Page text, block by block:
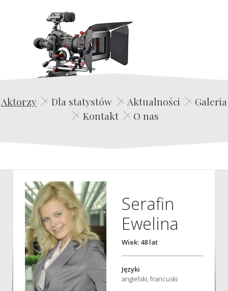
Edwin Film Agencja Aktorska
Aktorzy Dla statystów Aktualności
Galeria
Kontakt
O nas
Serafin
Ewelina
Wiek: 48 lat
Języki
angielski, francuski